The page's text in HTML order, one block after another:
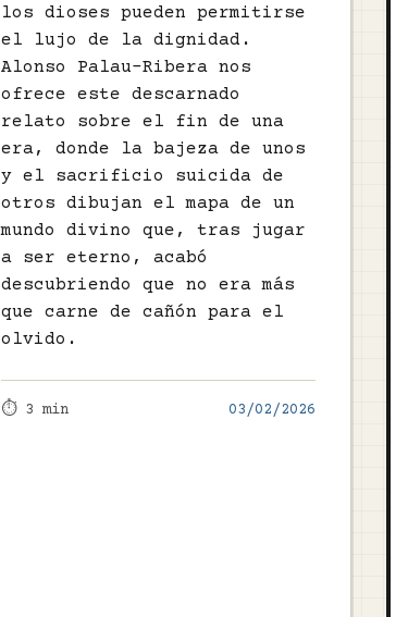
los dioses pueden permitirse
el lujo de la dignidad.
Alonso Palau-Ribera nos
ofrece este descarnado
relato sobre el fin de una
era, donde la bajeza de unos
y el sacrificio suicida de
otros dibujan el mapa de un
mundo divino que, tras jugar
a ser eterno, acabó
descubriendo que no era más
que carne de cañón para el
olvido.
⏱️ 3 min 03/02/2026